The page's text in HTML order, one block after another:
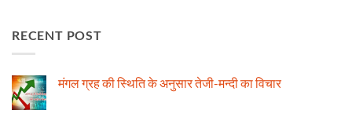
RECENT POST
मंगल ग्रह की स्थिति के अनुसार तेजी-मन्दी का विचार